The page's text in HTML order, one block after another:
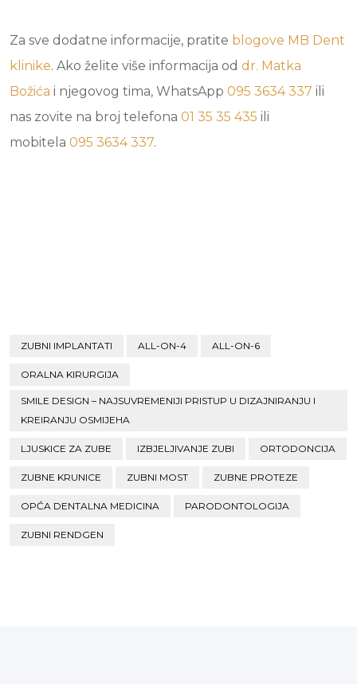
Za sve dodatne informacije, pratite blogove MB Dent
klinike. Ako želite više informacija od dr. Matka
Božića i njegovog tima, WhatsApp 095 3634 337 ili
nas zovite na broj telefona 01 35 35 435 ili
mobitela 095 3634 337.
ZUBNI IMPLANTATI ALL-ON-4 ALL-ON-6
ORALNA KIRURGIJA
SMILE DESIGN – NAJSUVREMENIJI PRISTUP U DIZAJNIRANJU I
KREIRANJU OSMIJEHA
LJUSKICE ZA ZUBE IZBJELJIVANJE ZUBI ORTODONCIJA
ZUBNE KRUNICE ZUBNI MOST ZUBNE PROTEZE
OPĆA DENTALNA MEDICINA PARODONTOLOGIJA
ZUBNI RENDGEN